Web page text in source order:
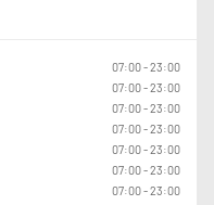
07:00 - 23:00
07:00 - 23:00
07:00 - 23:00
07:00 - 23:00
07:00 - 23:00
07:00 - 23:00
07:00 - 23:00